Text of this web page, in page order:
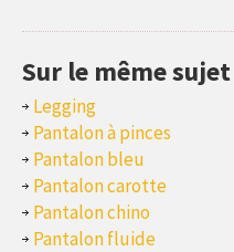
Sur le même sujet
Legging
Pantalon à pinces
Pantalon bleu
Pantalon carotte
Pantalon chino
Pantalon fluide